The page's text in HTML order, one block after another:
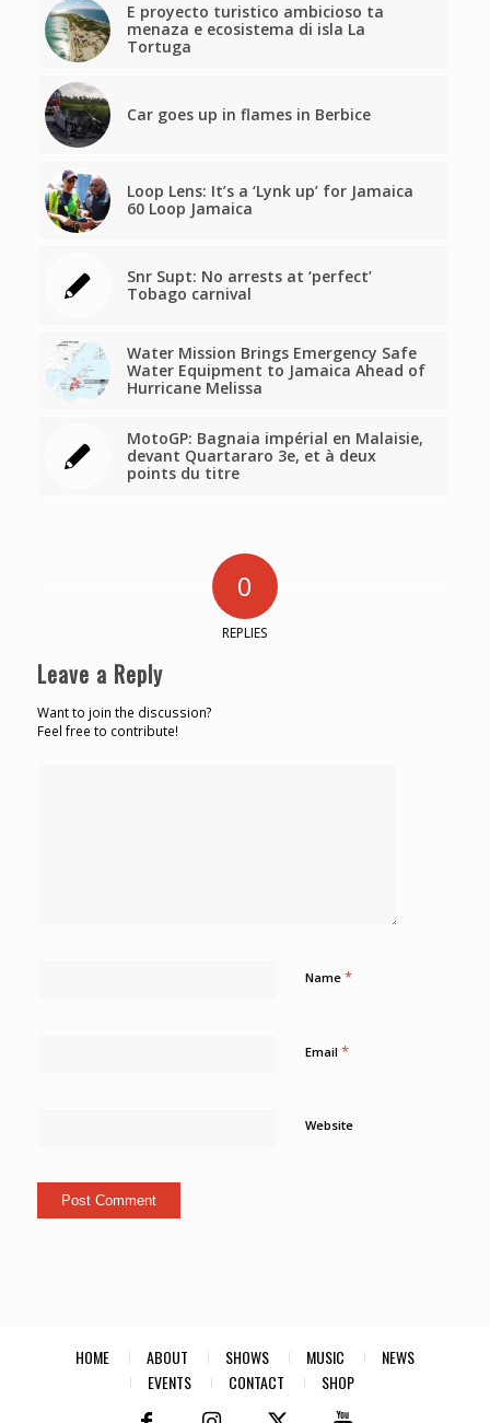
E proyecto turistico ambicioso ta
menaza e ecosistema di isla La
Tortuga
Car goes up in flames in Berbice
Loop Lens: It’s a ‘Lynk up’ for Jamaica
60 Loop Jamaica
Snr Supt: No arrests at ‘perfect’
Tobago carnival
Water Mission Brings Emergency Safe
Water Equipment to Jamaica Ahead of
Hurricane Melissa
MotoGP: Bagnaia impérial en Malaisie,
devant Quartararo 3e, et à deux
points du titre
0
REPLIES
Leave a Reply
Want to join the discussion?
Feel free to contribute!
Name *
Email *
Website
HOME ABOUT SHOWS MUSIC
NEWS
EVENTS
CONTACT SHOP